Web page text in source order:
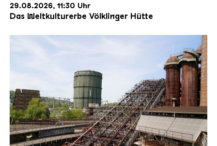
29.08.2026, 11:30 Uhr
Das Weltkulturerbe Völklinger Hütte